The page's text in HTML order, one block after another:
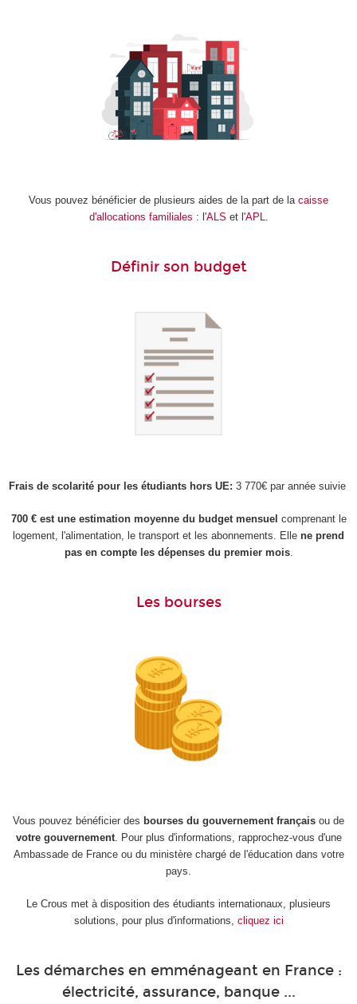
Vous pouvez bénéficier de plusieurs aides de la part de la caisse
d'allocations familiales : l'ALS et l'APL.
Définir son budget
Frais de scolarité pour les étudiants hors UE: 3 770€ par année suivie
700 € est une estimation moyenne du budget mensuel comprenant le
logement, l'alimentation, le transport et les abonnements. Elle ne prend
pas en compte les dépenses du premier mois.
Les bourses
Vous pouvez bénéficier des bourses du gouvernement français ou de
votre gouvernement. Pour plus d'informations, rapprochez-vous d'une
Ambassade de France ou du ministère chargé de l'éducation dans votre
pays.
Le Crous met à disposition des étudiants internationaux, plusieurs
solutions, pour plus d'informations, cliquez ici
Les démarches en emménageant en France :
électricité, assurance, banque ...